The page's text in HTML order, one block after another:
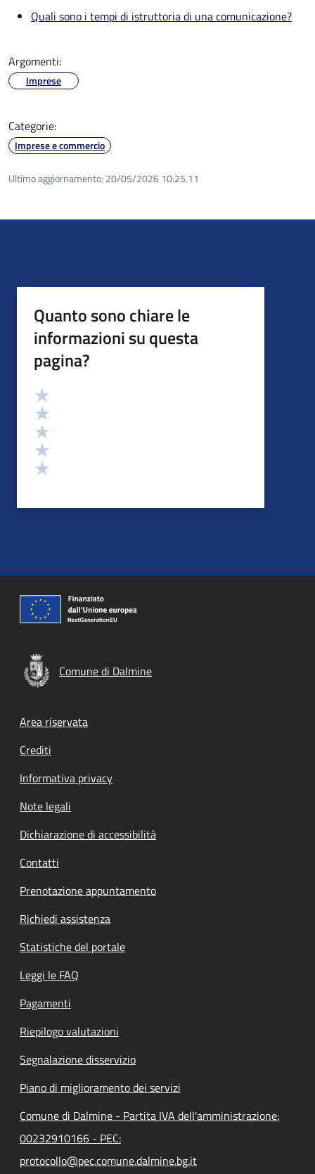
Quali sono i tempi di istruttoria di una comunicazione?
Argomenti:
Imprese
Categorie:
Imprese e commercio
Ultimo aggiornamento: 20/05/2026 10:25.11
Quanto sono chiare le
informazioni su questa
pagina?
Valutazione
Comune di Dalmine
Footer menu
Area riservata
Crediti
Informativa privacy
Note legali
Dichiarazione di accessibilità
Contatti
Prenotazione appuntamento
Richiedi assistenza
Statistiche del portale
Leggi le FAQ
Pagamenti
Riepilogo valutazioni
Segnalazione disservizio
Piano di miglioramento dei servizi
Comune di Dalmine - Partita IVA dell'amministrazione:
00232910166 - PEC:
protocollo@pec.comune.dalmine.bg.it